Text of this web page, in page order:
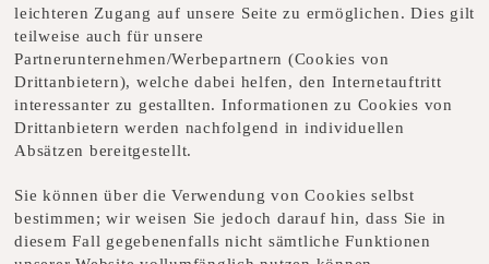
leichteren Zugang auf unsere Seite zu ermöglichen. Dies gilt
teilweise auch für unsere
Partnerunternehmen/Werbepartnern (Cookies von
Drittanbietern), welche dabei helfen, den Internetauftritt
interessanter zu gestallten. Informationen zu Cookies von
Drittanbietern werden nachfolgend in individuellen
Absätzen bereitgestellt.
Sie können über die Verwendung von Cookies selbst
bestimmen; wir weisen Sie jedoch darauf hin, dass Sie in
diesem Fall gegebenenfalls nicht sämtliche Funktionen